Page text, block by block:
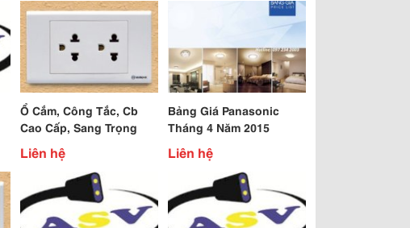
Ổ Cắm, Công Tắc, Cb
Cao Cấp, Sang Trọng
Liên hệ
Bảng Giá Panasonic
Tháng 4 Năm 2015
Liên hệ